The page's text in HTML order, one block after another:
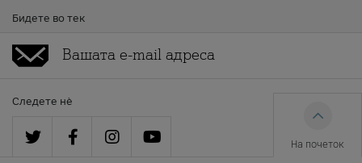
Бидете во тек
Следете нè
На почеток